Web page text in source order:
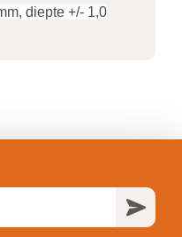
diepte +/- 1,0